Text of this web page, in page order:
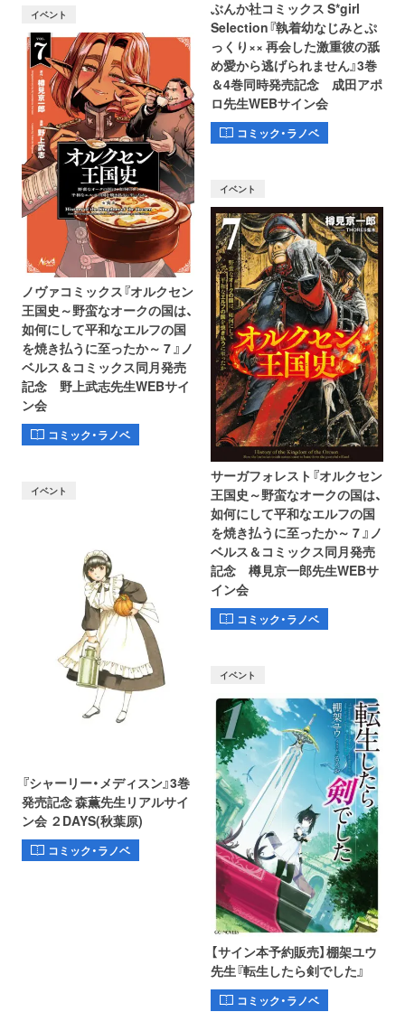
ぶんか社コミックス S*girl
Selection『執着幼なじみとぷ
っくり×× 再会した激重彼の舐
め愛から逃げられません』3巻
＆4巻同時発売記念 成田アポ
ロ先生WEBサイン会
コミック・ラノベ
イベント
ノヴァコミックス『オルクセン
王国史～野蛮なオークの国は、
如何にして平和なエルフの国
を焼き払うに至ったか～ 7 』ノ
ベルス＆コミックス同月発売
記念 野上武志先生WEBサイ
ン会
コミック・ラノベ
イベント
サーガフォレスト『オルクセン
王国史～野蛮なオークの国は、
如何にして平和なエルフの国
を焼き払うに至ったか～ 7 』ノ
ベルス＆コミックス同月発売
記念 樽見京一郎先生WEBサ
イン会
コミック・ラノベ
イベント
『シャーリー・メディスン』3巻
発売記念 森薫先生リアルサイ
ン会 ２DAYS(秋葉原)
コミック・ラノベ
イベント
【サイン本予約販売】棚架ユウ
先生『転生したら剣でした』
コミック・ラノベ